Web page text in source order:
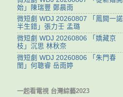
始」陳瑞豐 鄭晨雨
微短劇 WDJ 20260807 「鳳闕一諾
半生錯」張力壬 孟璐
微短劇 WDJ 20260806 「嬌藏京
枝」沉思 林秋奈
微短劇 WDJ 20260806 「朱門春
閨」何聰睿 岳雨婷
一起看電視 台灣綜藝2023